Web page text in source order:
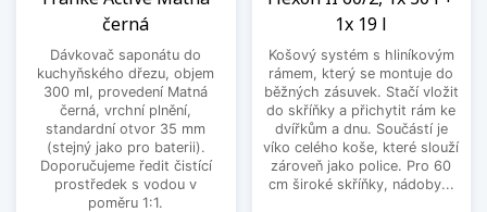
černá
Dávkovač saponátu do
kuchyňského dřezu, objem
300 ml, provedení Matná
černá, vrchní plnění,
standardní otvor 35 mm
(stejný jako pro baterii).
Doporučujeme ředit čistící
prostředek s vodou v
poměru 1:1.
1x 19 l
Košový systém s hliníkovým
rámem, který se montuje do
běžných zásuvek. Stačí vložit
do skříňky a přichytit rám ke
dvířkům a dnu. Součástí je
víko celého koše, které slouží
zároveň jako police. Pro 60
cm široké skříňky, nádoby...